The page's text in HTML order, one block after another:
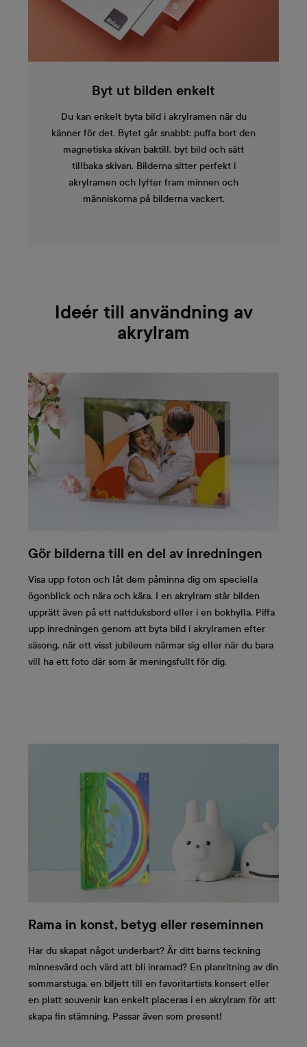
Byt ut bilden enkelt
Du kan enkelt byta bild i akrylramen när du
känner för det. Bytet går snabbt: puffa bort den
magnetiska skivan baktill, byt bild och sätt
tillbaka skivan. Bilderna sitter perfekt i
akrylramen och lyfter fram minnen och
människorna på bilderna vackert.
Ideér till användning av
akrylram
Gör bilderna till en del av inredningen
Visa upp foton och låt dem påminna dig om speciella
ögonblick och nära och kära. I en akrylram står bilden
upprätt även på ett nattduksbord eller i en bokhylla. Piffa
upp inredningen genom att byta bild i akrylramen efter
säsong, när ett visst jubileum närmar sig eller när du bara
vill ha ett foto där som är meningsfullt för dig.
Rama in konst, betyg eller reseminnen
Har du skapat något underbart? Är ditt barns teckning
minnesvärd och värd att bli inramad? En planritning av din
sommarstuga, en biljett till en favoritartists konsert eller
en platt souvenir kan enkelt placeras i en akrylram för att
skapa fin stämning. Passar även som present!